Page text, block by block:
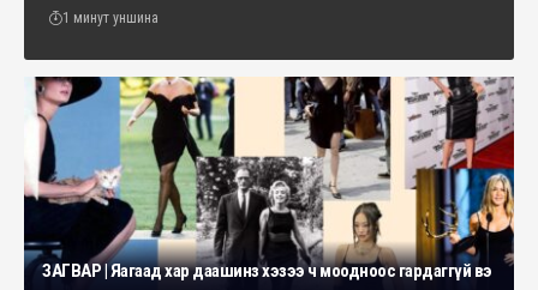
1 минут уншина
ЗАГВАР | Яагаад хар даашинз хэзээ ч моодноос гардаггүй вэ